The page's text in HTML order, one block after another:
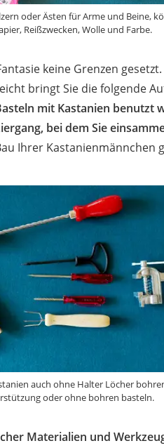
oder Ästen für Arme und Beine,
Reißzwecken, Wolle und Farbe.
keine Grenzen
bringt Sie die folgende
mit Kastanien benutzt
bei dem Sie
Ihrer Kastanienmännchen
auch ohne Halter Löcher
oder ohne bohren basteln.
Materialien und